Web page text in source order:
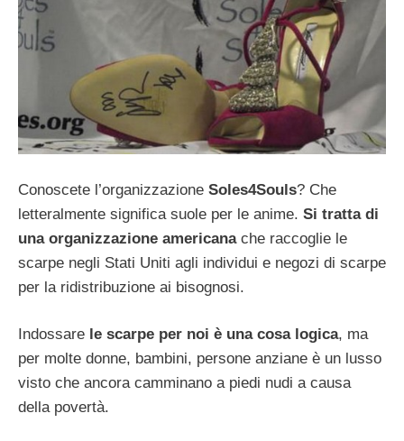
Conoscete l’organizzazione Soles4Souls? Che
letteralmente significa suole per le anime. Si tratta di
una organizzazione americanache raccoglie le
scarpe negli Stati Uniti agli individui e negozi di scarpe
per la ridistribuzione ai bisognosi.
Indossare le scarpe per noi è una cosa logica, ma
per molte donne, bambini, persone anziane è un lusso
visto che ancora camminano a piedi nudi a causa
della povertà.